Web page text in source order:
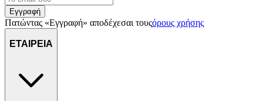
Εγγραφή
Πατώντας «Εγγραφή» αποδέχεσαι τουςόρους χρήσης
ΕΤΑΙΡΕΙΑ